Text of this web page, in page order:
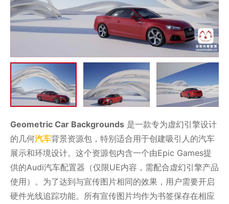
Geometric Car Backgrounds 是一款专为虚幻引擎设计
的几何汽车背景资源包，特别适合用于创建吸引人的汽车
展示和环境设计。这个资源包内含一个由Epic Games提
供的Audi汽车配置器（仅限UE内容，需配合虚幻引擎产品
使用）。为了达到与宣传图片相同的效果，用户需要开启
硬件光线追踪功能。所有宣传图片均作为书签保存在相应